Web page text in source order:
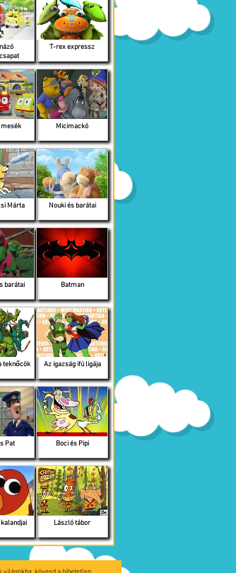
T-rex expressz
Micimackó
Márta Nouki és barátai
barátai Batman
teknőcök Az igazság ifú ligája
Pat Boci és Pipi
László tábor